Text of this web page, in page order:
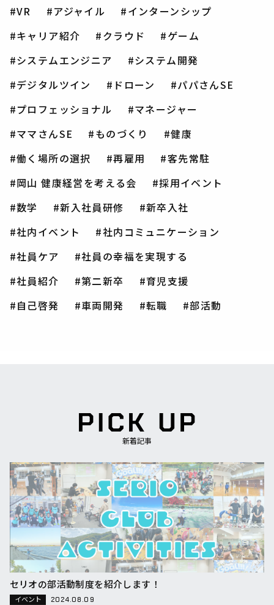
VR アジャイル
インターンシップ
キャリア紹介
クラウド
ゲーム
システムエンジニア
システム開発
デジタルツイン
ドローン
パパさんSE
プロフェッショナル
マネージャー
ママさんSE
ものづくり
健康
働く場所の選択
再雇用
客先常駐
岡山 健康経営を考える会
採用イベント
数学
新入社員研修
新卒入社
社内イベント
社内コミュニケーション
社員ケア
社員の幸福を実現する
社員紹介
第二新卒
育児支援
自己啓発
車両開発 転職 部活動
新着記事
セリオの部活動制度を紹介します！
イベント 2024.08.09